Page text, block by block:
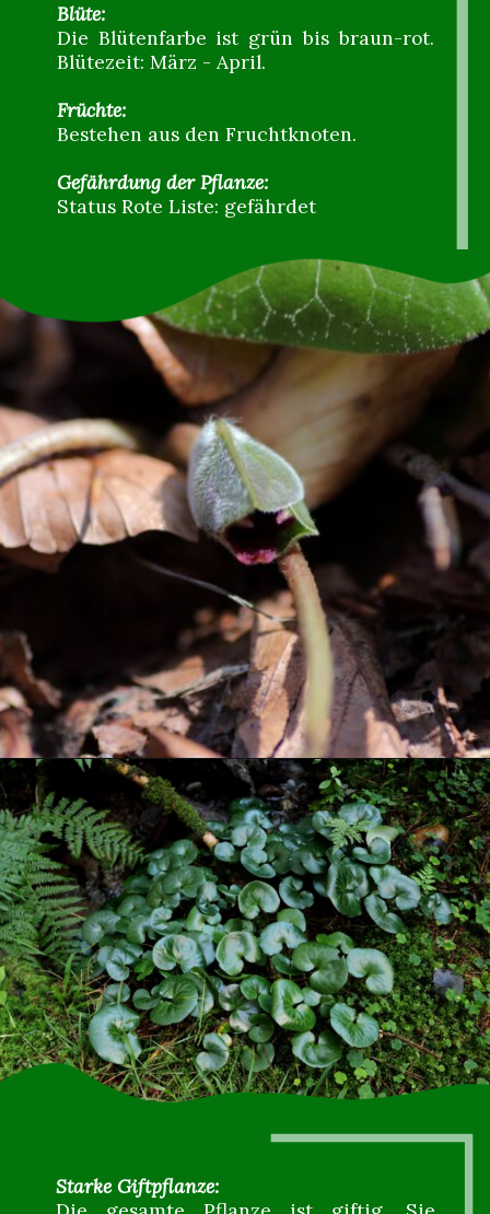
Blüte:
Die Blütenfarbe ist grün bis braun-rot.
Blütezeit: März - April.
Früchte:
Bestehen aus den Fruchtknoten.
Gefährdung der Pflanze:
Status Rote Liste: gefährdet
Starke Giftpflanze: